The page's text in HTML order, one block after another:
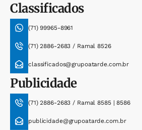
Classificados
(71) 99965-8961
(71) 2886-2683 / Ramal 8526
classificados@grupoatarde.com.br
Publicidade
(71) 2886-2683 / Ramal 8585 | 8586
publicidade@grupoatarde.com.br